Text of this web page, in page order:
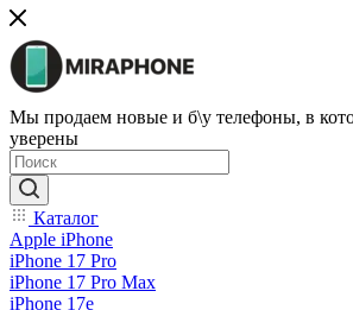
Мы продаем новые и б\у телефоны, в
уверены
Каталог
Apple iPhone
iPhone 17 Pro
iPhone 17 Pro Max
iPhone 17e